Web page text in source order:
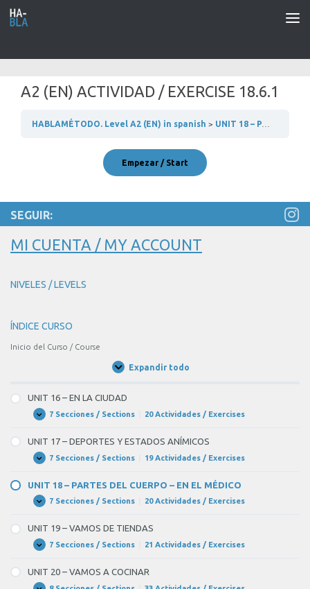
Saltar al contenido
A2 (EN) ACTIVIDAD / EXERCISE 18.6.1
HABLAMÉTODO. Level A2 (EN) in spanish UNIT 18 – PARTES DEL CUERPO – EN EL MÉDICO
SEGUIR:
MI CUENTA / MY ACCOUNT
NIVELES / LEVELS
ÍNDICE CURSO
Inicio del Curso / Course
Expandir todo
Unidades
UNIT 16 – EN LA CIUDAD
Expandir
UNIT
–
EN
LA
CIUDAD
7 Secciones / Sections 20 Actividades / Exercises
UNIT 17 – DEPORTES Y ESTADOS ANÍMICOS
Expandir
UNIT
–
DEPORTES
Y
ESTADOS
7 Secciones / Sections 19 Actividades / Exercises
UNIT 18 – PARTES DEL CUERPO – EN EL MÉDICO
Expandir
UNIT
–
PARTES
DEL
CUERPO
EN
EL
7 Secciones / Sections 20 Actividades / Exercises
UNIT 19 – VAMOS DE TIENDAS
Expandir
UNIT
–
VAMOS
DE
7 Secciones / Sections 21 Actividades / Exercises
UNIT 20 – VAMOS A COCINAR